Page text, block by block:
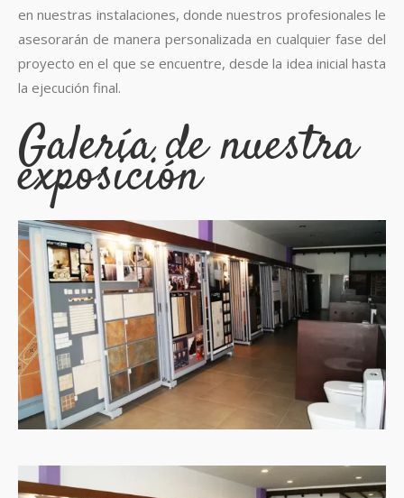
en nuestras instalaciones, donde nuestros profesionales le
asesorarán de manera personalizada en cualquier fase del
proyecto en el que se encuentre, desde la idea inicial hasta
la ejecución final.
Galería de nuestra
exposición